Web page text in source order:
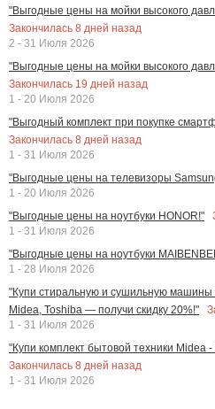
"Выгодные цены на мойки высокого
Закончилась 8 дней назад
2 - 31 Июля 2026
"Выгодные цены на мойки высокого
Закончилась 19 дней назад
1 - 20 Июля 2026
"Выгодный комплект при покупке
Закончилась 8 дней назад
1 - 31 Июля 2026
"Выгодные цены на телевизоры
1 - 20 Июля 2026
"Выгодные цены на ноутбуки HONOR!"
1 - 31 Июля 2026
"Выгодные цены на ноутбуки
1 - 28 Июля 2026
"Купи стиральную и сушильную
Midea, Toshiba — получи скидку 20%!"
1 - 31 Июля 2026
"Купи комплект бытовой техники Midea -
Закончилась 8 дней назад
1 - 31 Июля 2026